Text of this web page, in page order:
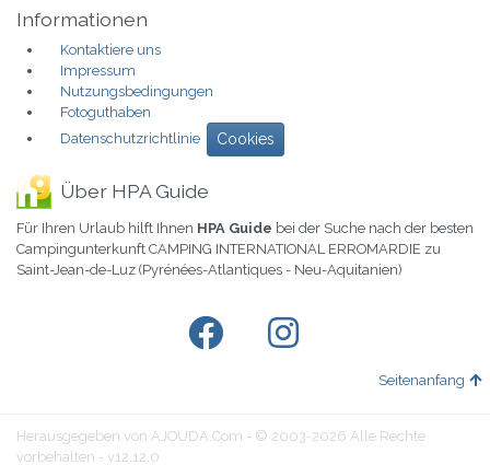
Informationen
Kontaktiere uns
Impressum
Nutzungsbedingungen
Fotoguthaben
Datenschutzrichtlinie
Cookies
Über HPA Guide
Für Ihren Urlaub hilft Ihnen HPA Guide bei der Suche nach der besten
Campingunterkunft CAMPING INTERNATIONAL ERROMARDIE zu
Saint-Jean-de-Luz (Pyrénées-Atlantiques - Neu-Aquitanien)
Seitenanfang
Herausgegeben von AJOUDA.Com - © 2003-2026 Alle Rechte
vorbehalten - v12.12.0